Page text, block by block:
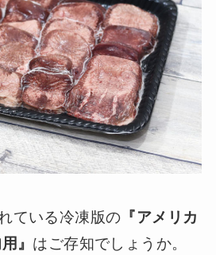
ている冷凍版の 『アメリカ
』 はご存知でしょうか。